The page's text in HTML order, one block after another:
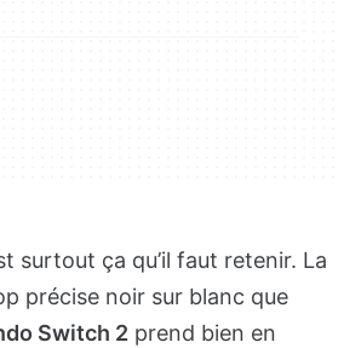
surtout ça qu’il faut retenir. La
précise noir sur blanc que
Switch 2 prend bien en